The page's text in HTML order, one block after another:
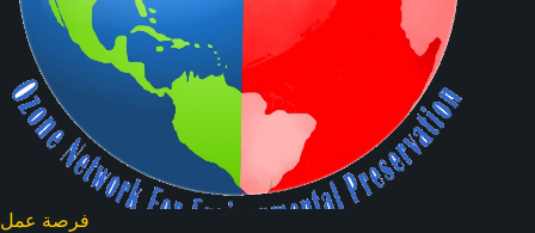
فرصة عمل